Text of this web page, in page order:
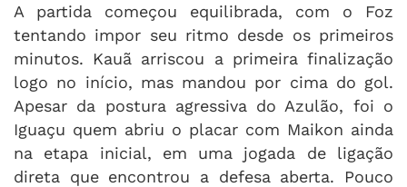
A partida começou equilibrada, com o Foz
tentando impor seu ritmo desde os primeiros
minutos. Kauã arriscou a primeira finalização
logo no início, mas mandou por cima do gol.
Apesar da postura agressiva do Azulão, foi o
Iguaçu quem abriu o placar com Maikon ainda
na etapa inicial, em uma jogada de ligação
direta que encontrou a defesa aberta. Pouco